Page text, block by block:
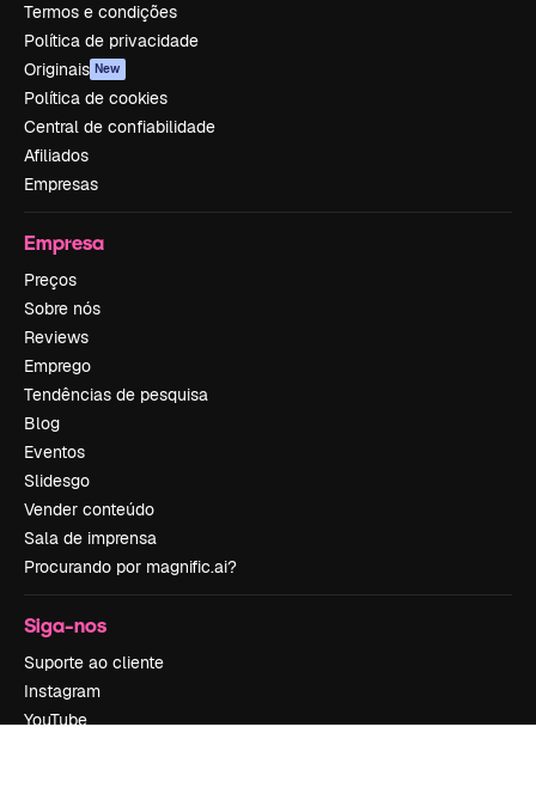
Termos e condições
Política de privacidade
Originais New
Política de cookies
Central de confiabilidade
Afiliados
Empresas
Empresa
Preços
Sobre nós
Reviews
Emprego
Tendências de pesquisa
Blog
Eventos
Slidesgo
Vender conteúdo
Sala de imprensa
Procurando por magnific.ai?
Siga-nos
Suporte ao cliente
Instagram
YouTube